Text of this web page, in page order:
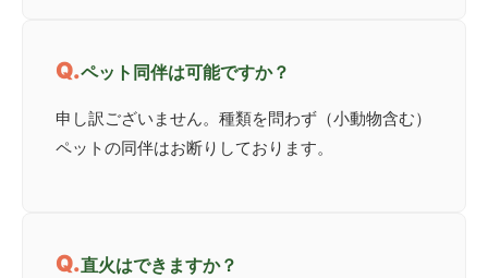
ペット同伴は可能ですか？
申し訳ございません。種類を問わず（小動物含む）
ペットの同伴はお断りしております。
直火はできますか？